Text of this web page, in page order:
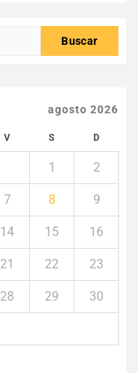
agosto 2026
V S D
1 2
7 8 9
14 15 16
21 22 23
28 29 30